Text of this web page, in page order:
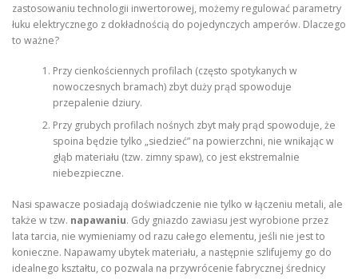
zastosowaniu technologii inwertorowej, możemy regulować parametry
łuku elektrycznego z dokładnością do pojedynczych amperów. Dlaczego
to ważne?
Przy cienkościennych profilach (często spotykanych w
nowoczesnych bramach) zbyt duży prąd spowoduje
przepalenie dziury.
Przy grubych profilach nośnych zbyt mały prąd spowoduje, że
spoina będzie tylko „siedzieć” na powierzchni, nie wnikając w
głąb materiału (tzw. zimny spaw), co jest ekstremalnie
niebezpieczne.
Nasi spawacze posiadają doświadczenie nie tylko w łączeniu metali, ale
także w tzw. napawaniu. Gdy gniazdo zawiasu jest wyrobione przez
lata tarcia, nie wymieniamy od razu całego elementu, jeśli nie jest to
konieczne. Napawamy ubytek materiału, a następnie szlifujemy go do
idealnego kształtu, co pozwala na przywrócenie fabrycznej średnicy